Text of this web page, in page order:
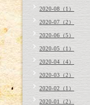
2020-08（1）
2020-07（2）
2020-06（5）
2020-05（1）
2020-04（4）
2020-03（2）
2020-02（1）
2020-01（2）